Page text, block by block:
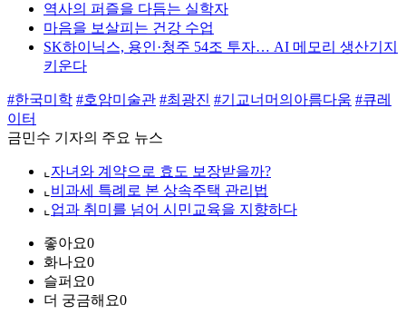
역사의 퍼즐을 다듬는 실학자
마음을 보살피는 건강 수업
SK하이닉스, 용인·청주 54조 투자… AI 메모리 생산기지
키운다
#한국미학 #호암미술관 #최광진 #기교너머의아름다움 #큐레
이터
금민수 기자의 주요 뉴스
⌞ 자녀와 계약으로 효도 보장받을까?
⌞ 비과세 특례로 본 상속주택 관리법
⌞ 업과 취미를 넘어 시민교육을 지향하다
좋아요0
화나요0
슬퍼요0
더 궁금해요0